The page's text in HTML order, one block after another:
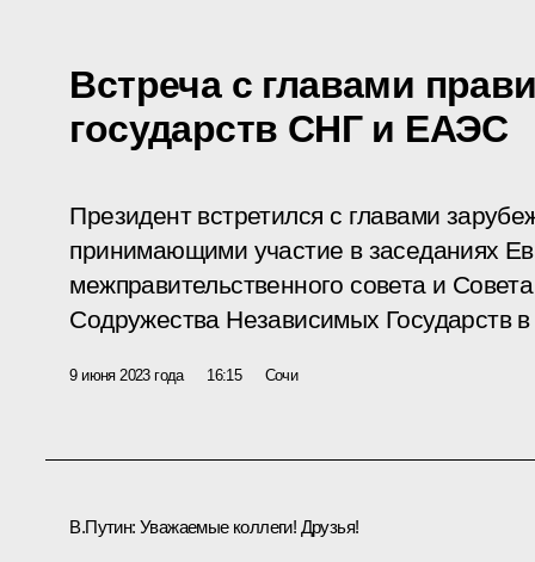
Встреча с главами
государств СНГ и ЕАЭС
Президент встретился с главами
принимающими участие в заседаниях
межправительственного совета и
Содружества Независимых Государств
9 июня 2023 года 16:15 Сочи
В.Путин: Уважаемые коллеги! Друзья!